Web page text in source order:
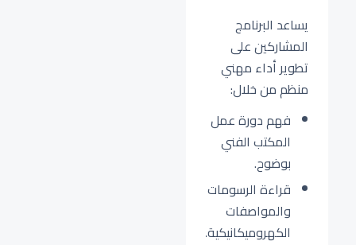
يساعد البرنامج
المشاركين على
تطوير أداء مهني
منظم من خلال:
فهم دورة عمل
المكتب الفني
بوضوح.
قراءة الرسومات
والمواصفات
الكهروميكانيكية.